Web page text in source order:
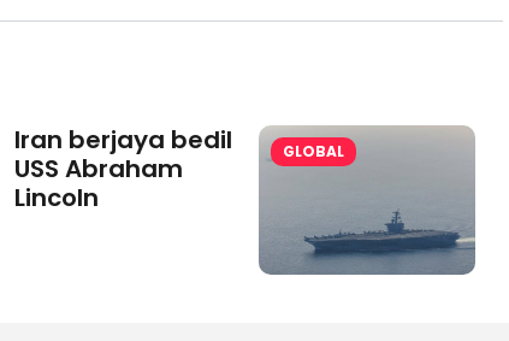
Iran berjaya bedil
USS Abraham
Lincoln
GLOBAL